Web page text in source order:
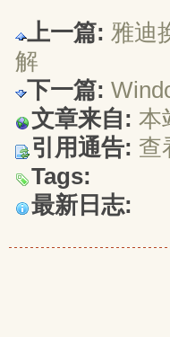
上一篇: 雅迪
解
下一篇:
文章来自: 本
引用通告: 查
Tags:
最新日志: